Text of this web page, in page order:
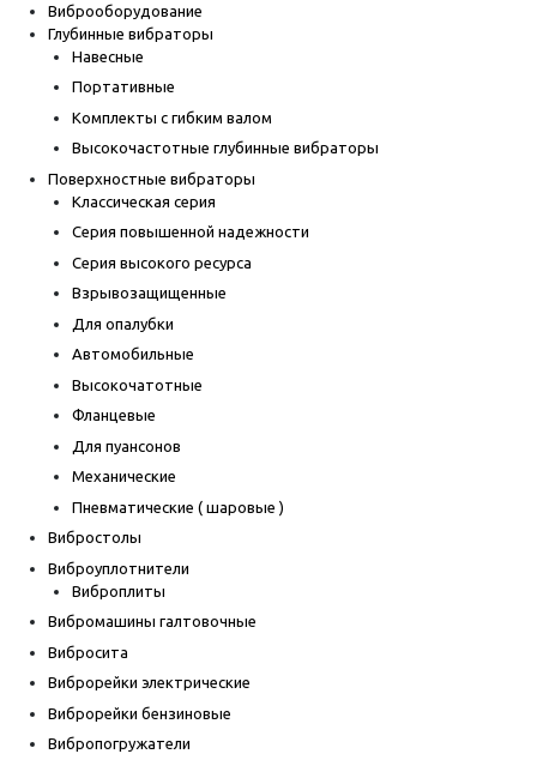
Виброоборудование
Глубинные вибраторы
Навесные
Портативные
Комплекты с гибким валом
Высокочастотные глубинные вибраторы
Поверхностные вибраторы
Классическая серия
Серия повышенной надежности
Серия высокого ресурса
Взрывозащищенные
Для опалубки
Автомобильные
Высокочатотные
Фланцевые
Для пуансонов
Механические
Пневматические ( шаровые )
Вибростолы
Виброуплотнители
Виброплиты
Вибромашины галтовочные
Вибросита
Виброрейки электрические
Виброрейки бензиновые
Вибропогружатели